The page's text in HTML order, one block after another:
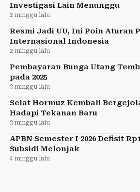
Investigasi Lain Menunggu
2 minggu lalu
Resmi Jadi UU, Ini Poin Aturan
Internasional Indonesia
2 minggu lalu
Pembayaran Bunga Utang
pada 2025
3 minggu lalu
Selat Hormuz Kembali
Hadapi Tekanan Baru
3 minggu lalu
APBN Semester I 2026 Defisit
Subsidi Melonjak
4 minggu lalu